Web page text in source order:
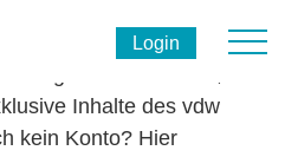
Login
Inhalte des vdw
kein Konto? Hier